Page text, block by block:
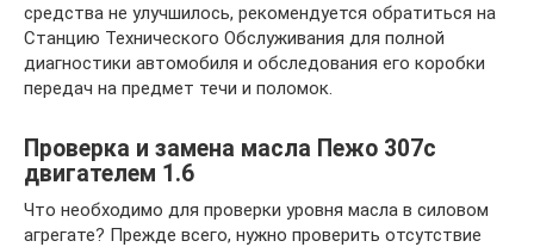
средства не улучшилось, рекомендуется обратиться на
Станцию Технического Обслуживания для полной
диагностики автомобиля и обследования его коробки
передач на предмет течи и поломок.
Проверка и замена масла Пежо 307с
двигателем 1.6
Что необходимо для проверки уровня масла в силовом
агрегате? Прежде всего, нужно проверить отсутствие